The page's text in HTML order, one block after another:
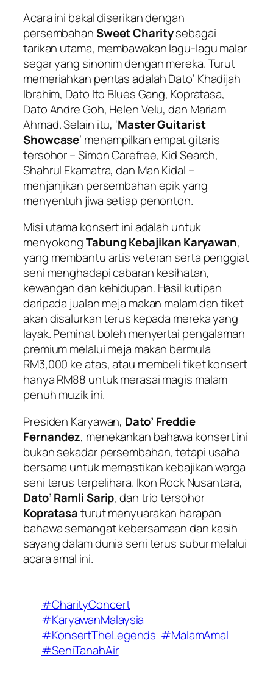
Acara ini bakal diserikan dengan
persembahanSweet Charitysebagai
tarikan utama, membawakan lagu-lagu malar
segar yang sinonim dengan mereka. Turut
memeriahkan pentas adalah Dato’ Khadijah
Ibrahim, Dato Ito Blues Gang, Kopratasa,
Dato Andre Goh, Helen Velu, dan Mariam
Ahmad. Selain itu, ‘Master Guitarist
Showcase’ menampilkan empat gitaris
tersohor – Simon Carefree, Kid Search,
Shahrul Ekamatra, dan Man Kidal –
menjanjikan persembahan epik yang
menyentuh jiwa setiap penonton.
Misi utama konsert ini adalah untuk
menyokongTabung Kebajikan Karyawan,
yang membantu artis veteran serta penggiat
seni menghadapi cabaran kesihatan,
kewangan dan kehidupan. Hasil kutipan
daripada jualan meja makan malam dan tiket
akan disalurkan terus kepada mereka yang
layak. Peminat boleh menyertai pengalaman
premium melalui meja makan bermula
RM3,000 ke atas, atau membeli tiket konsert
hanya RM88 untuk merasai magis malam
penuh muzik ini.
Presiden Karyawan, Dato’ Freddie
Fernandez, menekankan bahawa konsert ini
bukan sekadar persembahan, tetapi usaha
bersama untuk memastikan kebajikan warga
seni terus terpelihara. Ikon Rock Nusantara,
Dato’ Ramli Sarip, dan trio tersohor
Kopratasaturut menyuarakan harapan
bahawa semangat kebersamaan dan kasih
sayang dalam dunia seni terus subur melalui
acara amal ini.
#CharityConcert
#KaryawanMalaysia
#KonsertTheLegends #MalamAmal
#SeniTanahAir